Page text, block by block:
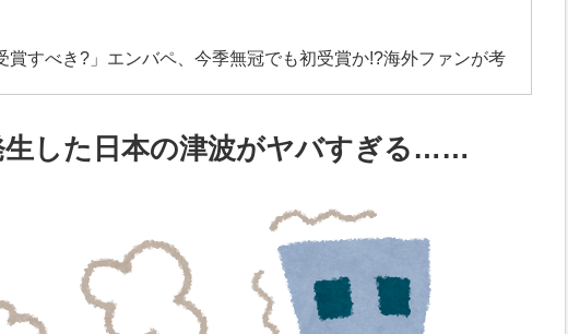
すべき?」エンバペ、今季無冠でも初受賞か!?海外ファンが考
本びいき』にヨーロッパ全土から不満の声
りアジア杯優勝（通算5回目・最多優勝国）」→「韓国は8強
になってしまったね」「韓国は監督の問題が大きい」「日本
えられない壁である」
なるのは禁止。結婚四十年これでやってる」経験するまで信
生した日本の津波がヤバすぎる……